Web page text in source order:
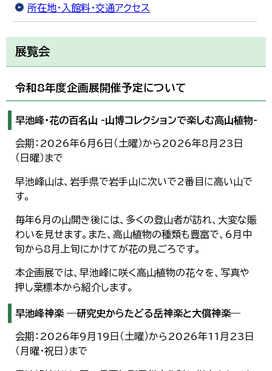
所在地・入館料・交通アクセス
展覧会
令和8年度企画展開催予定について
早池峰・花の百名山 -山博コレクションで楽しむ高山植物-
会期：2026年6月6日（土曜）から2026年8月23日
（日曜）まで
早池峰山は、岩手県で岩手山に次いで2番目に高い山で
す。
毎年6月の山開き後には、多くの登山者が訪れ、大変な賑
わいを見せます。また、高山植物の種類も豊富で、6月中
旬から8月上旬にかけてが花の見ごろです。
本企画展では、早池峰に咲く高山植物の花々を、写真や
押し葉標本から紹介します。
早池峰神楽 ―研究史からたどる岳神楽と大償神楽―
会期：2026年9月19日（土曜）から2026年11月23日
（月曜・祝日）まで